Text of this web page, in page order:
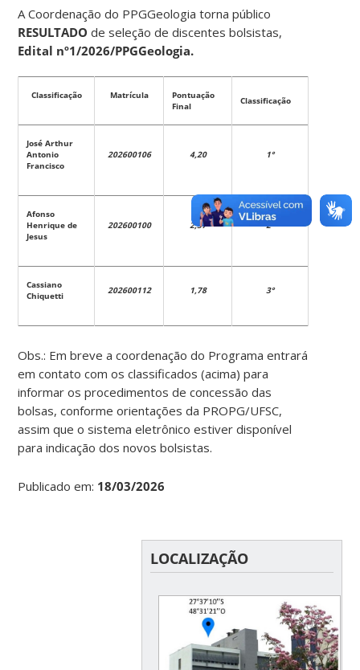
A Coordenação do PPGGeologia torna público
RESULTADO de seleção de discentes bolsistas,
Edital nº1/2026/PPGGeologia.
Classificação Matrícula
Pontuação
Final
Classificação
José Arthur
Antonio
Francisco
202600106 4,20 1°
Afonso
Henrique de
Jesus
202600100 2,37 2°
Cassiano
Chiquetti
202600112 1,78 3°
Obs.: Em breve a coordenação do Programa entrará
em contato com os classificados (acima) para
informar os procedimentos de concessão das
bolsas, conforme orientações da PROPG/UFSC,
assim que o sistema eletrônico estiver disponível
para indicação dos novos bolsistas.
Publicado em: 18/03/2026
LOCALIZAÇÃO